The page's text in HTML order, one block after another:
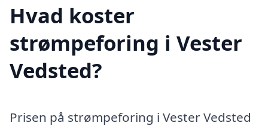
Hvad koster
strømpeforing i Vester
Vedsted?
Prisen på strømpeforing i Vester Vedsted